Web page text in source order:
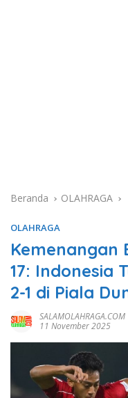
Beranda OLAHRAGA
OLAHRAGA
Kemenangan
17: Indonesia
2-1 di Piala
SALAMOLAHRAGA.COM
11 November 2025